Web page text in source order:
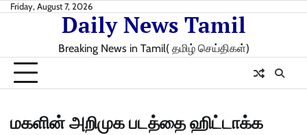
SkipFriday, August 7, 2026
Daily News Tamil
Breaking News in Tamil( தமிழ் செய்திகள்)
மகளின் அறிமுக படத்தை ஹிட்டாக்க